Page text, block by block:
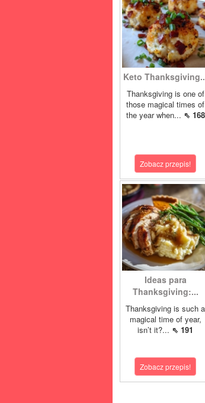
Keto
Thanksgiving is one of
those magical times of
the year when... ⇖ 168
Zobacz przepis!
Ideas para
Thanksgiving:...
Thanksgiving is such a
magical time of year,
isn’t it?... ⇖ 191
Zobacz przepis!